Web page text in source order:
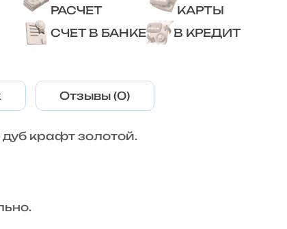
РАСЧЕТ
КАРТЫ
СЧЕТ В БАНКЕ
В КРЕДИТ
Отзывы (0)
крафт золотой.